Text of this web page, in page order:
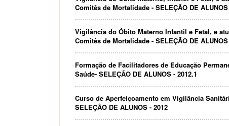
Comitês de Mortalidade - SELEÇÃO DE ALUNOS
Vigilância do Óbito Materno Infantil e Fetal, e
Comitês de Mortalidade - SELEÇÃO DE ALUNOS
Formação de Facilitadores de Educação
Saúde- SELEÇÃO DE ALUNOS - 2012.1
Curso de Aperfeiçoamento em Vigilância
SELEÇÃO DE ALUNOS - 2012